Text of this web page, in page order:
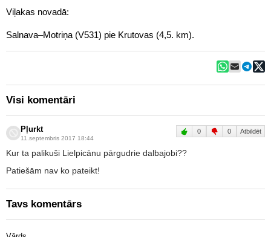
Viļakas novadā:
Salnava–Motriņa (V531) pie Krutovas (4,5. km).
Visi komentāri
Pļurkt
11.septembris 2017 18:44
0 0 Atbildēt
Kur ta palikuši Lielpicānu pārgudrie dalbajobi??
Patiešām nav ko pateikt!
Tavs komentārs